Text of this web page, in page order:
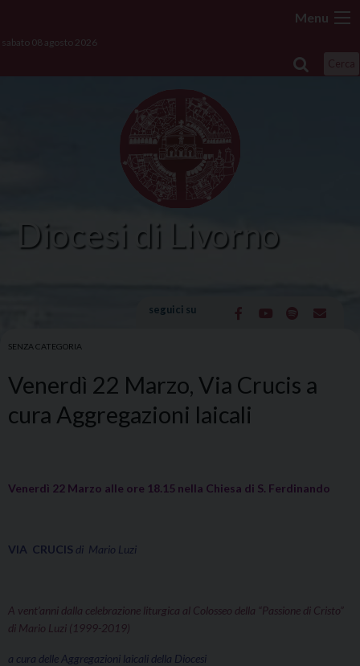
content
Menu
sabato 08 agosto 2026
Diocesi di Livorno
seguici su
SENZA CATEGORIA
Venerdì 22 Marzo, Via Crucis a
cura Aggregazioni laicali
Venerdì 22 Marzo alle ore 18.15 nella Chiesa di S. Ferdinando
VIA CRUCIS di Mario Luzi
A vent’anni dalla celebrazione liturgica al Colosseo della “Passione di Cristo”
di Mario Luzi (1999-2019)
a cura delle Aggregazioni laicali della Diocesi